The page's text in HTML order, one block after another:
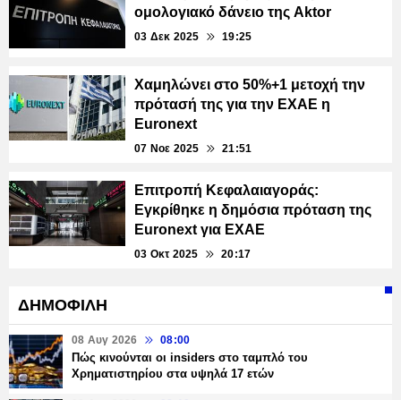
ομολογιακό δάνειο της Aktor
03 Δεκ 2025 19:25
Χαμηλώνει στο 50%+1 μετοχή την
πρότασή της για την ΕΧΑΕ η
Euronext
07 Νοε 2025 21:51
Επιτροπή Κεφαλαιαγοράς:
Εγκρίθηκε η δημόσια πρόταση της
Euronext για EXAE
03 Οκτ 2025 20:17
ΔΗΜΟΦΙΛΗ
08 Αυγ 2026 08:00
Πώς κινούνται οι insiders στο ταμπλό του
Χρηματιστηρίου στα υψηλά 17 ετών